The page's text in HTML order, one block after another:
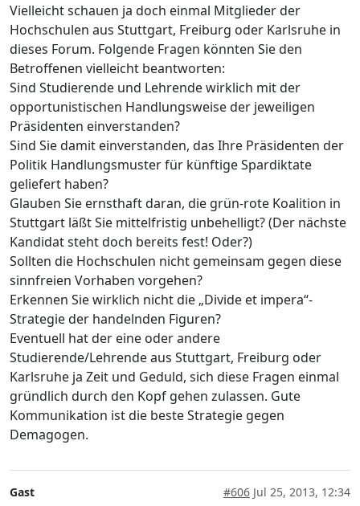
Vielleicht schauen ja doch einmal Mitglieder der
Hochschulen aus Stuttgart, Freiburg oder Karlsruhe in
dieses Forum. Folgende Fragen könnten Sie den
Betroffenen vielleicht beantworten:
Sind Studierende und Lehrende wirklich mit der
opportunistischen Handlungsweise der jeweiligen
Präsidenten einverstanden?
Sind Sie damit einverstanden, das Ihre Präsidenten der
Politik Handlungsmuster für künftige Spardiktate
geliefert haben?
Glauben Sie ernsthaft daran, die grün-rote Koalition in
Stuttgart läßt Sie mittelfristig unbehelligt? (Der nächste
Kandidat steht doch bereits fest! Oder?)
Sollten die Hochschulen nicht gemeinsam gegen diese
sinnfreien Vorhaben vorgehen?
Erkennen Sie wirklich nicht die „Divide et impera“-
Strategie der handelnden Figuren?
Eventuell hat der eine oder andere
Studierende/Lehrende aus Stuttgart, Freiburg oder
Karlsruhe ja Zeit und Geduld, sich diese Fragen einmal
gründlich durch den Kopf gehen zulassen. Gute
Kommunikation ist die beste Strategie gegen
Demagogen.
Gast #606 Jul 25, 2013, 12:34